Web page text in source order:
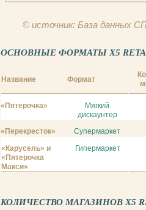
© источник: База данных
ОСНОВНЫЕ ФОРМАТЫ X5
Название Формат
«Пятерочка»
Мягкий
дискаунтер
«Перекресток»
Супермаркет
«Карусель» и
«Пятерочка
Макси»
Гипермаркет
КОЛИЧЕСТВО МАГАЗИНОВ X5